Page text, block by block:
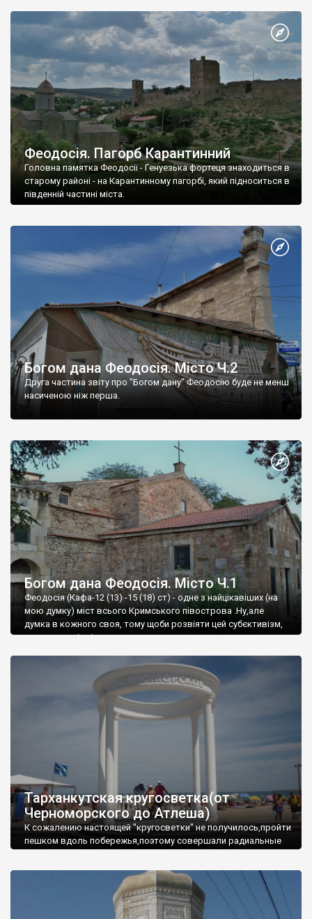
Феодосія. Пагорб Карантинний
Головна памятка Феодосії - Генуезька фортеця знаходиться в
старому районі - на Карантинному пагорбі, який підноситься в
південній частині міста.
Богом дана Феодосія. Місто Ч.2
Друга частина звіту про "Богом дану" Феодосію буде не менш
насиченою ніж перша.
Богом дана Феодосія. Місто Ч.1
Феодосія (Кафа-12 (13) -15 (18) ст) - одне з найцікавіших (на
мою думку) міст всього Кримського півострова .Ну,але
думка в кожного своя, тому щоби розвіяти цей субєктивізм,
запрошую відвідати це
Тарханкутская кругосветка(от
Черноморского до Атлеша)
К сожалению настоящей "кругосветки" не получилось,пройти
пешком вдоль побережья,поэтому совершали радиальные